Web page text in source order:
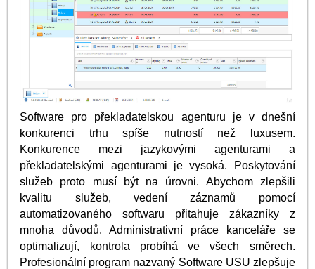
Software pro překladatelskou agenturu je v dnešní
konkurenci trhu spíše nutností než luxusem.
Konkurence mezi jazykovými agenturami a
překladatelskými agenturami je vysoká. Poskytování
služeb proto musí být na úrovni. Abychom zlepšili
kvalitu služeb, vedení záznamů pomocí
automatizovaného softwaru přitahuje zákazníky z
mnoha důvodů. Administrativní práce kanceláře se
optimalizují, kontrola probíhá ve všech směrech.
Profesionální program nazvaný Software USU zlepšuje